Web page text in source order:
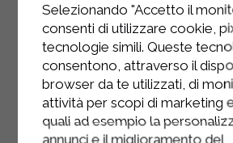
Sortez la pâte brisée du
réfrigérateur,
rapidement à la main,
deux feuilles de papier
étalez-la au rouleau à
jusqu'à ce qu'elle ait
Selezionando "Accetto il
consenti di utilizzare cookie,
tecnologie simili. Queste
consentono, attraverso il
browser da te utilizzati, di
attività per scopi di marketing
quali ad esempio la
annunci e il miglioramento del